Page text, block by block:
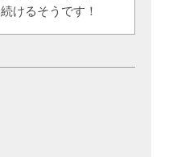
けるそうです！